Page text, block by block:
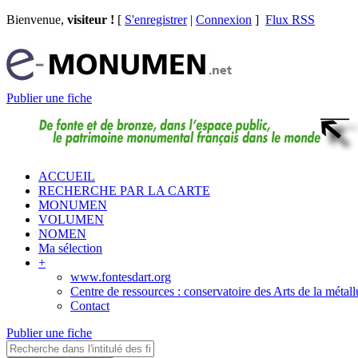
Bienvenue, visiteur ! [ S'enregistrer| Connexion ] Flux RSS
Publier une fiche
ACCUEIL
RECHERCHE PAR LA CARTE
MONUMEN
VOLUMEN
NOMEN
Ma sélection
+
www.fontesdart.org
Centre de ressources : conservatoire des Arts de la
Contact
Publier une fiche